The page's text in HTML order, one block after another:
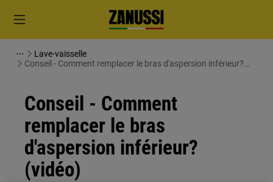
Lave-vaisselle
Conseil - Comment remplacer le bras d'aspersion inférieur?
Conseil - Comment
remplacer le bras
d'aspersion inférieur?
(vidéo)